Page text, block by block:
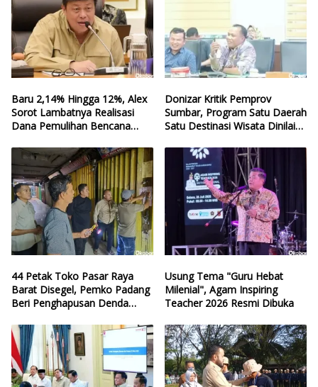
Baru 2,14% Hingga 12%, Alex
Sorot Lambatnya Realisasi
Dana Pemulihan Bencana
Donizar Kritik Pemprov
Sumbar, Program Satu Daerah
Satu Destinasi Wisata Dinilai
44 Petak Toko Pasar Raya
Barat Disegel, Pemko Padang
Beri Penghapusan Denda
Usung Tema "Guru Hebat
Milenial", Agam Inspiring
Teacher 2026 Resmi Dibuka